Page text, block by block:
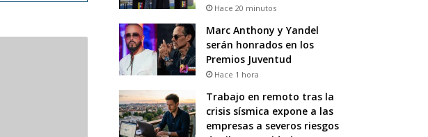
Hace 20 minutos
Marc Anthony y Yandel
serán honrados en los
Premios Juventud
Hace 1 hora
Trabajo en remoto tras la
crisis sísmica expone a las
empresas a severos riesgos